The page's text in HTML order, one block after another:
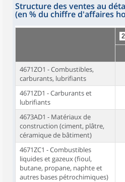
Structure des ventes au
(en % du chiffre d'affaires
4671ZO1 - Combustibles,
carburants, lubrifiants
4671ZD1 - Carburants et
lubrifiants
4673AD1 - Matériaux de
construction (ciment, plâtre,
céramique de bâtiment)
4671ZC1 - Combustibles
liquides et gazeux (fioul,
butane, propane, naphte et
autres bases pétrochimiques)